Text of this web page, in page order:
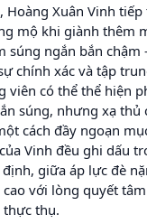
Hoàng Xuân Vinh
mộ khi giành thêm
súng ngắn bắn
chính xác và tập
viên có thể thể hiện
súng, nhưng xạ thủ
cách đầy ngoạn
Vinh đều ghi dấu
giữa áp lực đè
với lòng quyết
thực thụ.